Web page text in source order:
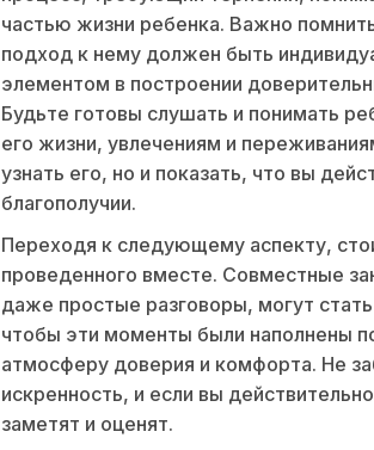
частью жизни ребенка. Важно
подход к нему должен быть
элементом в построении
Будьте готовы слушать и понимать
его жизни, увлечениям и
узнать его, но и показать, что вы
благополучии.
Переходя к следующему аспекту,
проведенного вместе. Совместные
даже простые разговоры, могут
чтобы эти моменты были наполнены
атмосферу доверия и комфорта. Не
искренность, и если вы
заметят и оценят.